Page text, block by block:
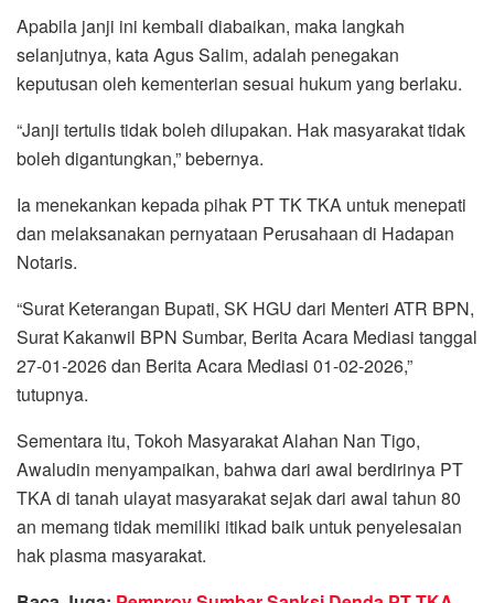
Apabila janji ini kembali diabaikan, maka langkah
selanjutnya, kata Agus Salim, adalah penegakan
keputusan oleh kementerian sesuai hukum yang berlaku.
“Janji tertulis tidak boleh dilupakan. Hak masyarakat tidak
boleh digantungkan,” bebernya.
Ia menekankan kepada pihak PT TK TKA untuk menepati
dan melaksanakan pernyataan Perusahaan di Hadapan
Notaris.
“Surat Keterangan Bupati, SK HGU dari Menteri ATR BPN,
Surat Kakanwil BPN Sumbar, Berita Acara Mediasi tanggal
27-01-2026 dan Berita Acara Mediasi 01-02-2026,”
tutupnya.
Sementara itu, Tokoh Masyarakat Alahan Nan Tigo,
Awaludin menyampaikan, bahwa dari awal berdirinya PT
TKA di tanah ulayat masyarakat sejak dari awal tahun 80
an memang tidak memiliki itikad baik untuk penyelesaian
hak plasma masyarakat.